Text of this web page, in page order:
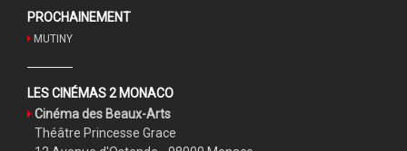
PROCHAINEMENT
MUTINY
LES CINÉMAS 2 MONACO
Cinéma des Beaux-Arts
Théâtre Princesse Grace